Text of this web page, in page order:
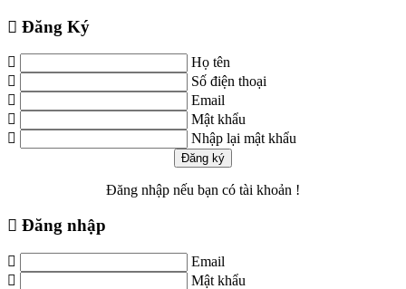
Đăng Ký
Họ tên
Số điện thoại
Email
Mật khẩu
Nhập lại mật khẩu
Đăng ký
Đăng nhập nếu bạn có tài khoản !
Đăng nhập
Email
Mật khẩu